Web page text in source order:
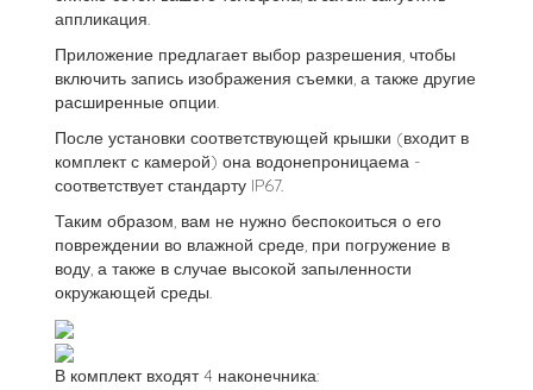
аппликация.
Приложение предлагает выбор разрешения, чтобы
включить запись изображения съемки, а также другие
расширенные опции.
После установки соответствующей крышки (входит в
комплект с камерой) она водонепроницаема -
соответствует стандарту IP67.
Таким образом, вам не нужно беспокоиться о его
повреждении во влажной среде, при погружение в
воду, а также в случае высокой запыленности
окружающей среды.
В комплект входят 4 наконечника: